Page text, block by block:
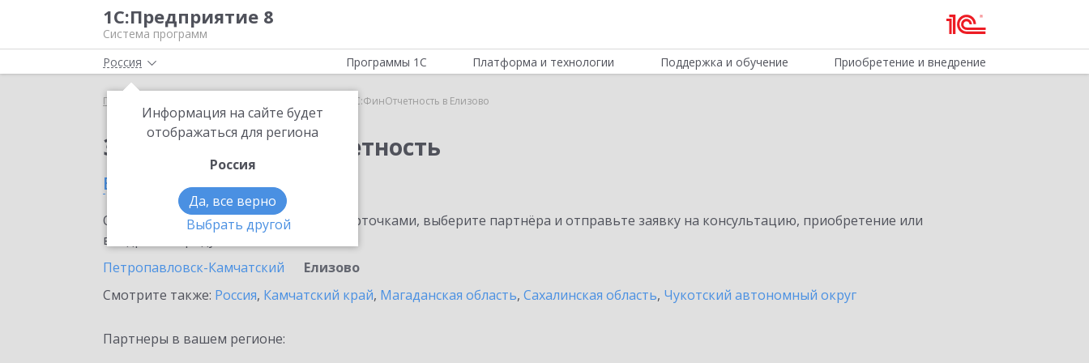
1С:Предприятие 8
Система программ
Россия
Информация на сайте будет
отображаться для региона
Россия
Да, все верно
Выбрать другой
Программы 1С Платформа и технологии Поддержка и обучение Приобретение и внедрение
Главная 1С:ФинОтчетность в Елизово
Заказать 1С:ФинОтчетность
в Елизово
Ознакомьтесь с информационными карточками, выберите партнёра и отправьте заявку на консультацию, приобретение или
внедрение продукта.
Петропавловск-Камчатский
Елизово
Смотрите также: Россия, Камчатский край, Магаданская область, Сахалинская область, Чукотский автономный округ
Партнеры в вашем регионе: